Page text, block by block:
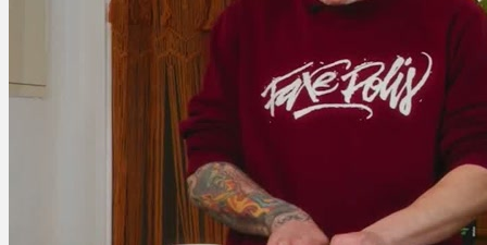
Therapien
Chronische Schmerzen